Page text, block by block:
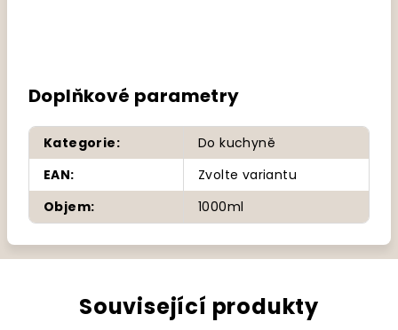
Doplňkové parametry
Kategorie:
Do kuchyně
EAN:
Zvolte variantu
Objem: 1000ml
Související produkty